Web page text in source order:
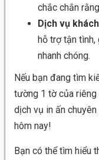
chắc chắn
Dịch vụ
hỗ trợ tận
nhanh chóng.
Nếu bạn đang tìm
tường 1 tờ của
dịch vụ in ấn
hôm nay!
Bạn có thể tìm hiểu